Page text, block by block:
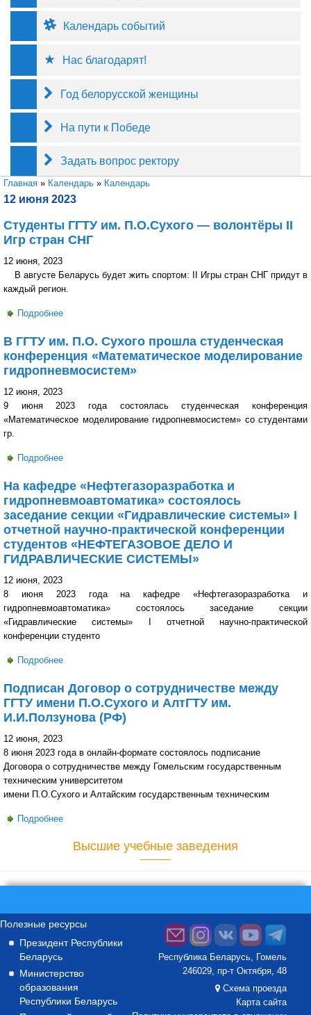
Календарь событий
Нас благодарят!
Год белорусской женщины
На пути к Победе
Задать вопрос ректору
Вы здесь
Главная » Календарь » Календарь
12 июня 2023
Студенты ГГТУ им. П.О.Сухого — волонтёры II
Игр стран СНГ
12 июня, 2023
В августе Беларусь будет жить спортом: II Игры стран СНГ придут в
каждый регион.
Подробнее
В ГГТУ им. П.О. Сухого прошла студенческая
конференция «Математическое моделирование
гидропневмосистем»
12 июня, 2023
9 июня 2023 года состоялась студенческая конференция
«Математическое моделирование гидропневмосистем» со студентами
гр.
Подробнее
гидропневмосистем»
На кафедре «Нефтегазоразработка и
гидропневмоавтоматика» состоялось
заседание секции «Гидравлические системы» I
отчетной научно-практической конференции
студентов «НЕФТЕГАЗОВОЕ ДЕЛО И
ГИДРАВЛИЧЕСКИЕ СИСТЕМЫ»
12 июня, 2023
8 июня 2023 года на кафедре «Нефтегазоразработка и
гидропневмоавтоматика» состоялось заседание секции
«Гидравлические системы» I отчетной научно-практической
конференции студенто
Подробнее
«Гидравлические системы» I отчетной научно-
практической конференции студентов «НЕФТЕГАЗОВОЕ
ДЕЛО И ГИДРАВЛИЧЕСКИЕ СИСТЕМЫ»
Подписан Договор о сотрудничестве между
ГГТУ имени П.О.Сухого и АлтГТУ им.
И.И.Ползунова (РФ)
12 июня, 2023
8 июня 2023 года в онлайн-формате состоялось подписание
Договора о сотрудничестве между Гомельским государственным
техническим университетом
имени П.О.Сухого и Алтайским государственным техническим
Подробнее
Высшие учебные заведения
Полезные ресурсы
Президент Республики
Беларусь
Министерство
образования
Республики Беларусь
Республика Беларусь, Гомель
246029, пр-т Октября, 48
Схема проезда
Карта сайта